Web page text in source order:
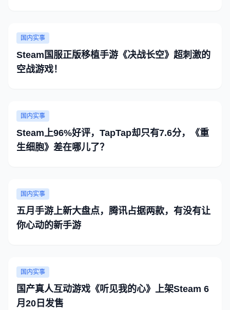
国内实事
Steam国服正版移植手游《决战长空》超刺激的
空战游戏！
国内实事
Steam上96%好评，TapTap却只有7.6分，《重
生细胞》差在哪儿了？
国内实事
五月手游上新大盘点，腾讯占据两款，有没有让
你心动的新手游
国内实事
国产真人互动游戏《听见我的心》上架Steam 6
月20日发售